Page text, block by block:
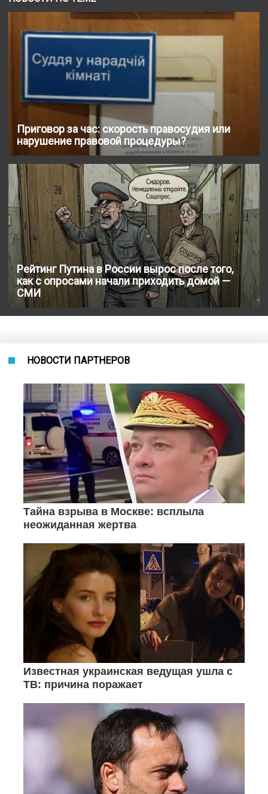
Приговор за час: скорость правосудия или
нарушение правовой процедуры?
Рейтинг Путина в России вырос после того,
как с опросами начали приходить домой —
СМИ
НОВОСТИ ПАРТНЕРОВ